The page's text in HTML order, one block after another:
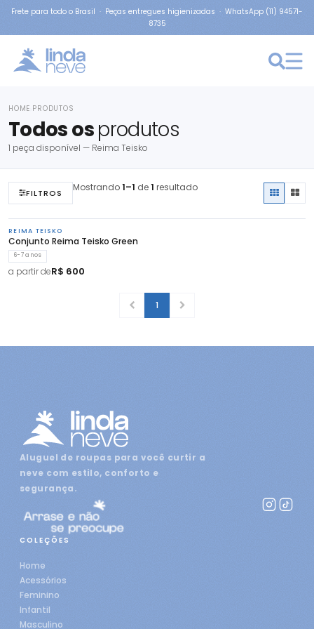
Frete para todo o Brasil · Peças entregues higienizadas · WhatsApp (11) 94571-
8735
HOME PRODUTOS
Todos osprodutos
1 peça disponível — Reima Teisko
FILTROS Mostrando1–1 de1 resultado
REIMA TEISKO
Conjunto Reima Teisko Green
6-7 anos
a partir deR$ 600
1
Aluguel de roupas para você curtir a
neve com estilo, conforto e
segurança.
COLEÇÕES
Home
Acessórios
Feminino
Infantil
Masculino